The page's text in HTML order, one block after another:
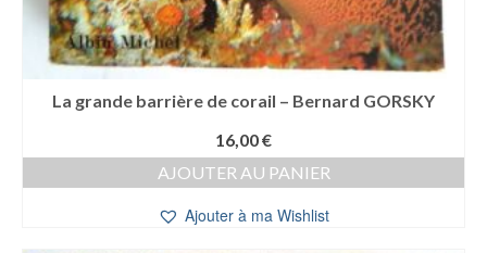
La grande barrière de corail – Bernard GORSKY
16,00€
AJOUTER AU PANIER
Ajouter à ma Wishlist